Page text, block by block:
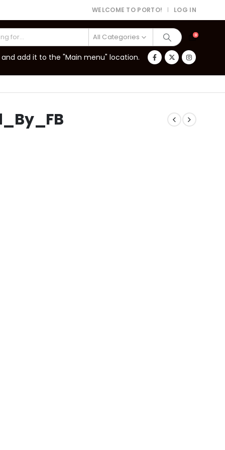
WELCOME TO PORTO! | LOG IN
All Categories 0
add it to the "Main menu" location.